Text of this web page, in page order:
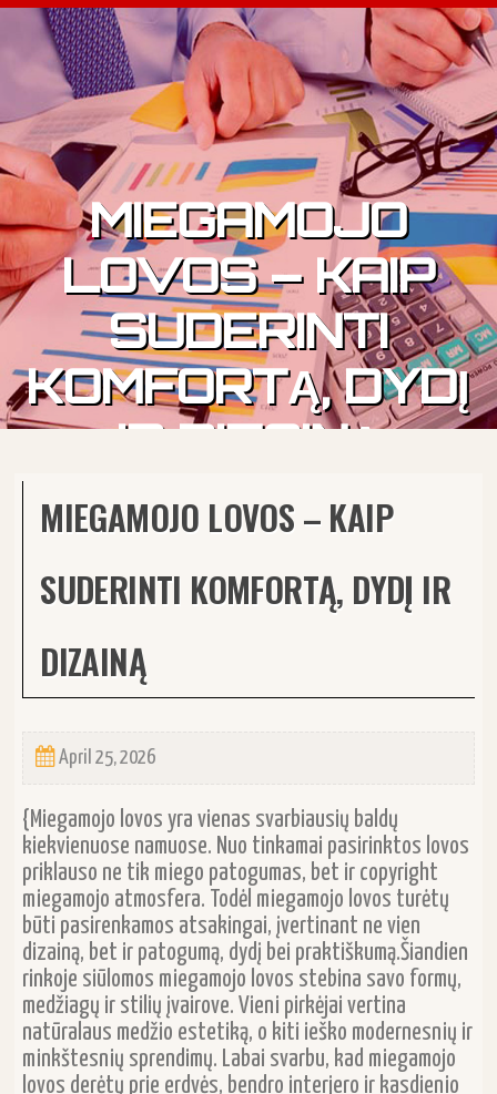
Skip to content
MIEGAMOJO
LOVOS – KAIP
SUDERINTI
KOMFORTĄ, DYDĮ
IR DIZAINĄ
MIEGAMOJO LOVOS – KAIP
SUDERINTI KOMFORTĄ, DYDĮ IR
DIZAINĄ
April 25, 2026
{Miegamojo lovos yra vienas svarbiausių baldų
kiekvienuose namuose. Nuo tinkamai pasirinktos lovos
priklauso ne tik miego patogumas, bet ir copyright
miegamojo atmosfera. Todėl miegamojo lovos turėtų
būti pasirenkamos atsakingai, įvertinant ne vien
dizainą, bet ir patogumą, dydį bei praktiškumą.Šiandien
rinkoje siūlomos miegamojo lovos stebina savo formų,
medžiagų ir stilių įvairove. Vieni pirkėjai vertina
natūralaus medžio estetiką, o kiti ieško modernesnių ir
minkštesnių sprendimų. Labai svarbu, kad miegamojo
lovos derėtų prie erdvės, bendro interjero ir kasdienio